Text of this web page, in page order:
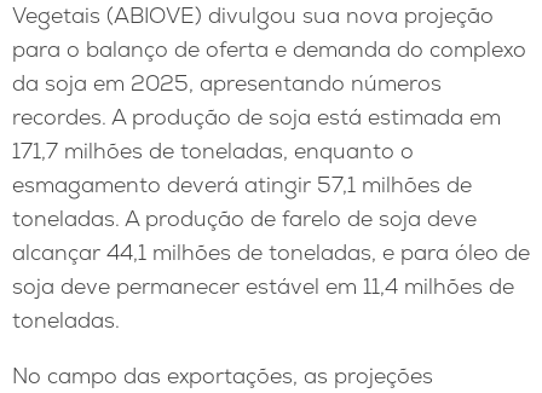
Vegetais (ABIOVE) divulgou sua nova projeção
para o balanço de oferta e demanda do complexo
da soja em 2025, apresentando números
recordes. A produção de soja está estimada em
171,7 milhões de toneladas, enquanto o
esmagamento deverá atingir 57,1 milhões de
toneladas. A produção de farelo de soja deve
alcançar 44,1 milhões de toneladas, e para óleo de
soja deve permanecer estável em 11,4 milhões de
toneladas.
No campo das exportações, as projeções